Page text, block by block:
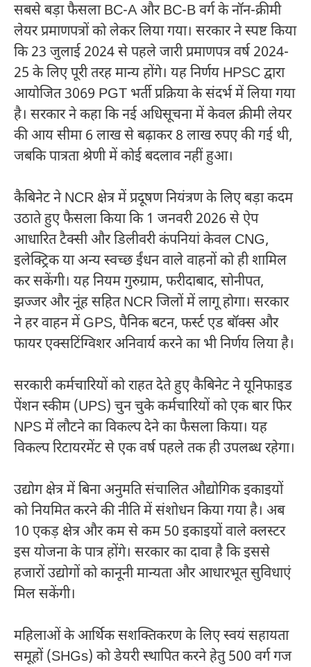
सबसे बड़ा फैसला BC-A और BC-B वर्ग के नॉन-क्रीमी
लेयर प्रमाणपत्रों को लेकर लिया गया। सरकार ने स्पष्ट किया
कि 23 जुलाई 2024 से पहले जारी प्रमाणपत्र वर्ष 2024-
25 के लिए पूरी तरह मान्य होंगे। यह निर्णय HPSC द्वारा
आयोजित 3069 PGT भर्ती प्रक्रिया के संदर्भ में लिया गया
है। सरकार ने कहा कि नई अधिसूचना में केवल क्रीमी लेयर
की आय सीमा 6 लाख से बढ़ाकर 8 लाख रुपए की गई थी,
जबकि पात्रता श्रेणी में कोई बदलाव नहीं हुआ।
कैबिनेट ने NCR क्षेत्र में प्रदूषण नियंत्रण के लिए बड़ा कदम
उठाते हुए फैसला किया कि 1 जनवरी 2026 से ऐप
आधारित टैक्सी और डिलीवरी कंपनियां केवल CNG,
इलेक्ट्रिक या अन्य स्वच्छ ईंधन वाले वाहनों को ही शामिल
कर सकेंगी। यह नियम गुरुग्राम, फरीदाबाद, सोनीपत,
झज्जर और नूंह सहित NCR जिलों में लागू होगा। सरकार
ने हर वाहन में GPS, पैनिक बटन, फर्स्ट एड बॉक्स और
फायर एक्सटिंग्विशर अनिवार्य करने का भी निर्णय लिया है।
सरकारी कर्मचारियों को राहत देते हुए कैबिनेट ने यूनिफाइड
पेंशन स्कीम (UPS) चुन चुके कर्मचारियों को एक बार फिर
NPS में लौटने का विकल्प देने का फैसला किया। यह
विकल्प रिटायरमेंट से एक वर्ष पहले तक ही उपलब्ध रहेगा।
उद्योग क्षेत्र में बिना अनुमति संचालित औद्योगिक इकाइयों
को नियमित करने की नीति में संशोधन किया गया है। अब
10 एकड़ क्षेत्र और कम से कम 50 इकाइयों वाले क्लस्टर
इस योजना के पात्र होंगे। सरकार का दावा है कि इससे
हजारों उद्योगों को कानूनी मान्यता और आधारभूत सुविधाएं
मिल सकेंगी।
महिलाओं के आर्थिक सशक्तिकरण के लिए स्वयं सहायता
समूहों (SHGs) को डेयरी स्थापित करने हेतु 500 वर्ग गज